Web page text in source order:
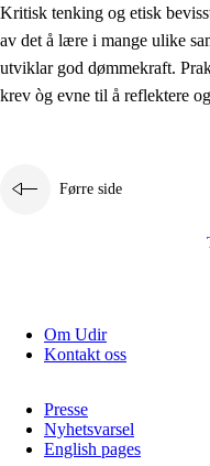
Kritisk tenking og etisk
av det å lære i mange ulike
utviklar god dømmekraft.
krev òg evne til å reflektere
Førre side
Om Udir
Kontakt oss
Presse
Nyhetsvarsel
English pages